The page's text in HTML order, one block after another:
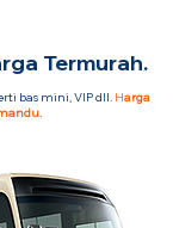
Termurah.
bas mini, VIP dll. Harga